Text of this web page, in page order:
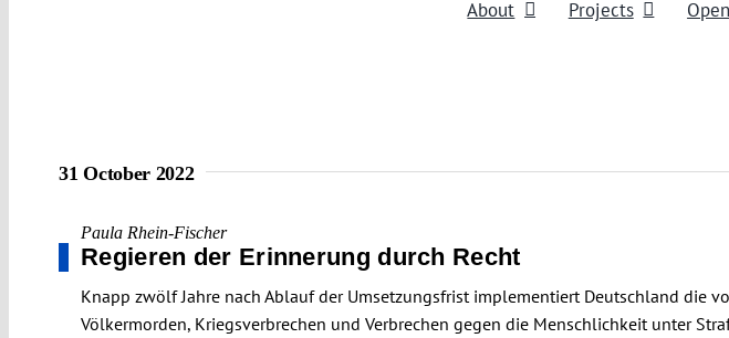
About Projects
31 October 2022
Paula Rhein-Fischer
Regieren der Erinnerung durch Recht
Knapp zwölf Jahre nach Ablauf der Umsetzungsfrist implementiert Deutschland die
Völkermorden, Kriegsverbrechen und Verbrechen gegen die Menschlichkeit unter